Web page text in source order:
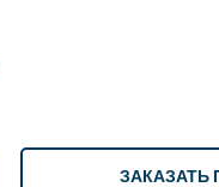
ЗАКАЗАТЬ